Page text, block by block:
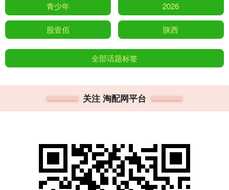
青少年 2026
股壹佰 陕西
全部话题标签
关注 淘配网平台